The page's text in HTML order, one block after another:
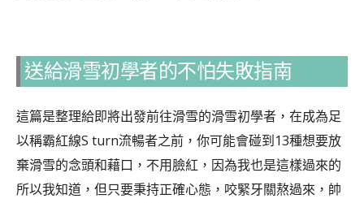
送給滑雪初學者的不怕失敗指南
這篇是整理給即將出發前往滑雪的滑雪初學者，在成為足
以稱霸紅線S turn流暢者之前，你可能會碰到13種想要放
棄滑雪的念頭和藉口，不用臉紅，因為我也是這樣過來的
所以我知道，但只要秉持正確心態，咬緊牙關熬過來，帥